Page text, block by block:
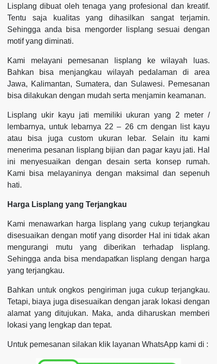
Lisplang dibuat oleh tenaga yang profesional dan kreatif.
Tentu saja kualitas yang dihasilkan sangat terjamin.
Sehingga anda bisa mengorder lisplang sesuai dengan
motif yang diminati.
Kami melayani pemesanan lisplang ke wilayah luas.
Bahkan bisa menjangkau wilayah pedalaman di area
Jawa, Kalimantan, Sumatera, dan Sulawesi. Pemesanan
bisa dilakukan dengan mudah serta menjamin keamanan.
Lisplang ukir kayu jati memiliki ukuran yang 2 meter /
lembarnya, untuk lebarnya 22 – 26 cm dengan list kayu
atau bisa juga custom ukuran lebar. Selain itu kami
menerima pesanan lisplang bijian dan pagar kayu jati. Hal
ini menyesuaikan dengan desain serta konsep rumah.
Kami bisa melayaninya dengan maksimal dan sepenuh
hati.
Harga Lisplang yang Terjangkau
Kami menawarkan harga lisplang yang cukup terjangkau
disesuaikan dengan motif yang disorder Hal ini tidak akan
mengurangi mutu yang diberikan terhadap lisplang.
Sehingga anda bisa mendapatkan lisplang dengan harga
yang terjangkau.
Bahkan untuk ongkos pengiriman juga cukup terjangkau.
Tetapi, biaya juga disesuaikan dengan jarak lokasi dengan
alamat yang ditujukan. Maka, anda diharuskan memberi
lokasi yang lengkap dan tepat.
Untuk pemesanan silakan klik layanan WhatsApp kami di :